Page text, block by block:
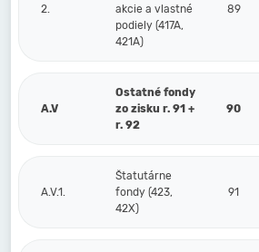
2.
akcie a vlastné
podiely (417A,
421A)
89
A.V
Ostatné fondy
zo zisku r. 91 +
r. 92
90
A.V.1.
Štatutárne
fondy (423,
42X)
91